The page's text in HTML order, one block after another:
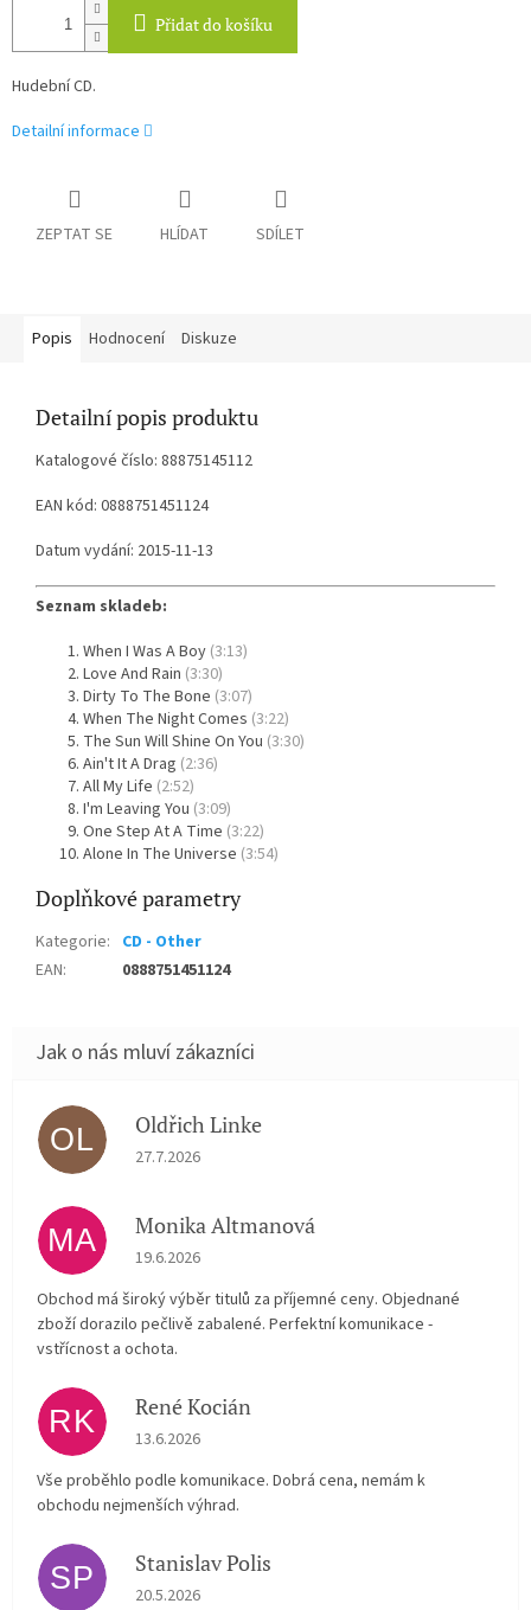
Přidat do košíku
Hudební CD.
Detailní informace
ZEPTAT SE HLÍDAT SDÍLET
Popis Hodnocení Diskuze
Detailní popis produktu
Katalogové číslo: 88875145112
EAN kód: 0888751451124
Datum vydání: 2015-11-13
Seznam skladeb:
When I Was A Boy (3:13)
Love And Rain (3:30)
Dirty To The Bone (3:07)
When The Night Comes (3:22)
The Sun Will Shine On You (3:30)
Ain't It A Drag (2:36)
All My Life (2:52)
I'm Leaving You (3:09)
One Step At A Time (3:22)
Alone In The Universe (3:54)
Doplňkové parametry
Kategorie: CD - Other
EAN: 0888751451124
OL Oldřich Linke
Hodnocení obchodu je 5 z 5 hvězdiček.
27.7.2026
MA Monika Altmanová
Hodnocení obchodu je 5 z 5 hvězdiček.
19.6.2026
Obchod má široký výběr titulů za příjemné ceny. Objednané
zboží dorazilo pečlivě zabalené. Perfektní komunikace -
vstřícnost a ochota.
RK René Kocián
Hodnocení obchodu je 5 z 5 hvězdiček.
13.6.2026
Vše proběhlo podle komunikace. Dobrá cena, nemám k
obchodu nejmenších výhrad.
SP Stanislav Polis
Hodnocení obchodu je 2 z 5 hvězdiček.
20.5.2026